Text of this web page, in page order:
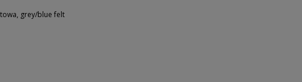
grey/blue felt